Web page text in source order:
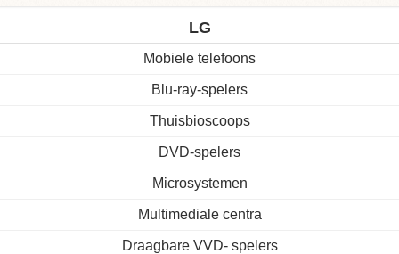
LG
Mobiele telefoons
Blu-ray-spelers
Thuisbioscoops
DVD-spelers
Microsystemen
Multimediale centra
Draagbare VVD- spelers